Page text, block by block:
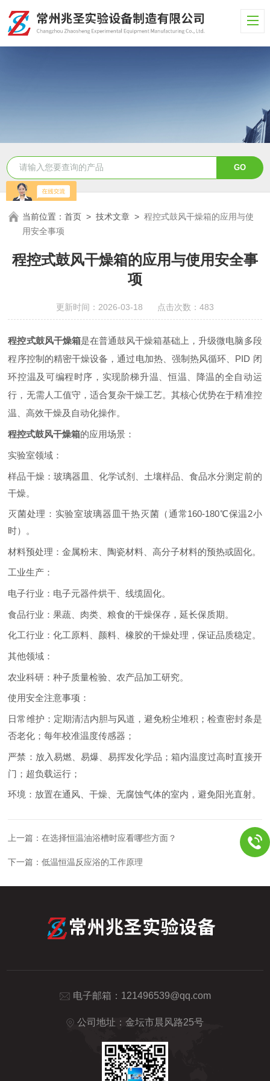
当前位置：首页 >技术文章 >程控式鼓风干燥箱的应用与使
用安全事项
程控式鼓风干燥箱的应用与使用安全事
项
更新时间：2026-03-18 点击次数：483
程控式鼓风干燥箱是在普通鼓风干燥箱基础上，升级微电脑多段
程序控制的精密干燥设备，通过电加热、强制热风循环、PID 闭
环控温及可编程时序，实现阶梯升温、恒温、降温的全自动运
行，无需人工值守，适合复杂干燥工艺。其核心优势在于精准控
温、高效干燥及自动化操作。
程控式鼓风干燥箱的应用场景：
实验室领域：
样品干燥：玻璃器皿、化学试剂、土壤样品、食品水分测定前的
干燥。
灭菌处理：实验室玻璃器皿干热灭菌（通常160-180℃保温2小
时）。
材料预处理：金属粉末、陶瓷材料、高分子材料的预热或固化。
工业生产：
电子行业：电子元器件烘干、线缆固化。
食品行业：果蔬、肉类、粮食的干燥保存，延长保质期。
化工行业：化工原料、颜料、橡胶的干燥处理，保证品质稳定。
其他领域：
农业科研：种子质量检验、农产品加工研究。
使用安全注意事项：
日常维护：定期清洁内胆与风道，避免粉尘堆积；检查密封条是
否老化；每年校准温度传感器；
严禁：放入易燃、易爆、易挥发化学品；箱内温度过高时直接开
门；超负载运行；
环境：放置在通风、干燥、无腐蚀气体的室内，避免阳光直射。
上一篇：在选择恒温油浴槽时应看哪些方面？
下一篇：低温恒温反应浴的工作原理
电子邮箱： 121496539@qq.com
公司地址：金坛市晨风路25号